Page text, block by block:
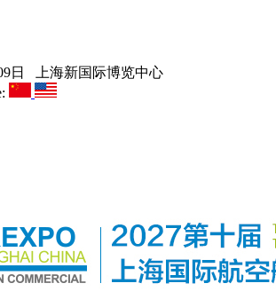
日
上海新国际博览中心